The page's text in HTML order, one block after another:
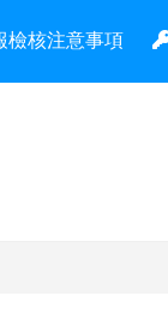
檢核注意事項